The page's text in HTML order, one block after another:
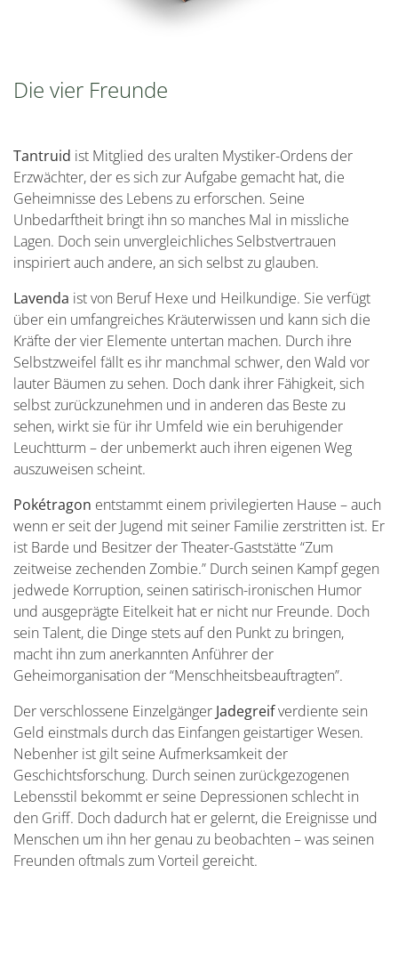
Die vier Freunde
Tantruid ist Mitglied des uralten Mystiker-Ordens der
Erzwächter, der es sich zur Aufgabe gemacht hat, die
Geheimnisse des Lebens zu erforschen. Seine
Unbedarftheit bringt ihn so manches Mal in missliche
Lagen. Doch sein unvergleichliches Selbstvertrauen
inspiriert auch andere, an sich selbst zu glauben.
Lavenda ist von Beruf Hexe und Heilkundige. Sie verfügt
über ein umfangreiches Kräuterwissen und kann sich die
Kräfte der vier Elemente untertan machen. Durch ihre
Selbstzweifel fällt es ihr manchmal schwer, den Wald vor
lauter Bäumen zu sehen. Doch dank ihrer Fähigkeit, sich
selbst zurückzunehmen und in anderen das Beste zu
sehen, wirkt sie für ihr Umfeld wie ein beruhigender
Leuchtturm – der unbemerkt auch ihren eigenen Weg
auszuweisen scheint.
Pokétragon entstammt einem privilegierten Hause – auch
wenn er seit der Jugend mit seiner Familie zerstritten ist. Er
ist Barde und Besitzer der Theater-Gaststätte “Zum
zeitweise zechenden Zombie.” Durch seinen Kampf gegen
jedwede Korruption, seinen satirisch-ironischen Humor
und ausgeprägte Eitelkeit hat er nicht nur Freunde. Doch
sein Talent, die Dinge stets auf den Punkt zu bringen,
macht ihn zum anerkannten Anführer der
Geheimorganisation der “Menschheitsbeauftragten”.
Der verschlossene Einzelgänger Jadegreifverdiente sein
Geld einstmals durch das Einfangen geistartiger Wesen.
Nebenher ist gilt seine Aufmerksamkeit der
Geschichtsforschung. Durch seinen zurückgezogenen
Lebensstil bekommt er seine Depressionen schlecht in
den Griff. Doch dadurch hat er gelernt, die Ereignisse und
Menschen um ihn her genau zu beobachten – was seinen
Freunden oftmals zum Vorteil gereicht.